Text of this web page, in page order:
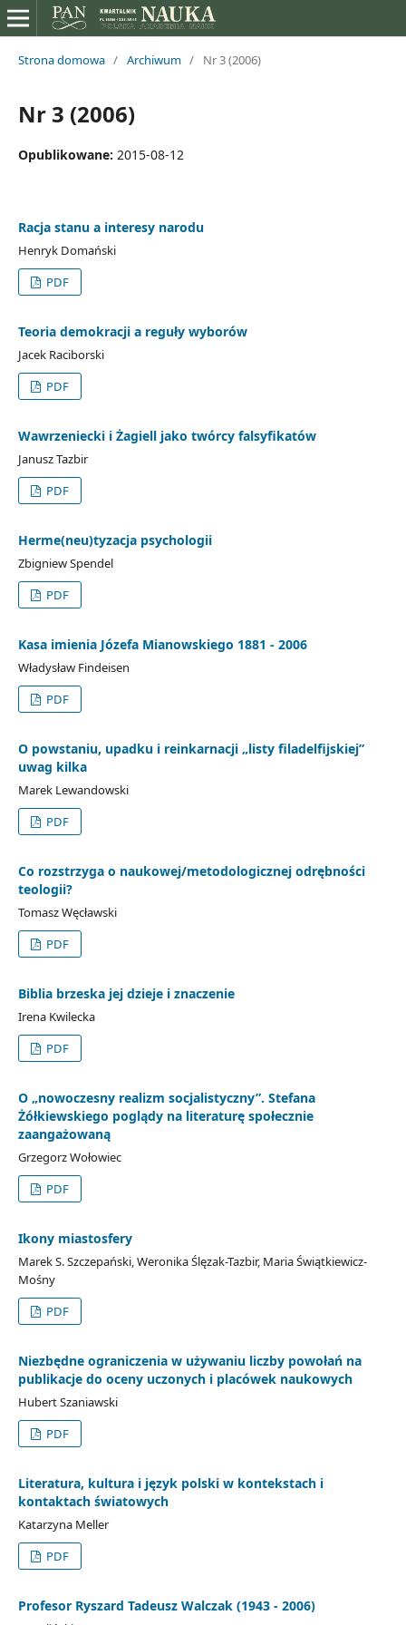
Strona domowa / Archiwum / Nr 3 (2006)
Nr 3 (2006)
Opublikowane: 2015-08-12
Racja stanu a interesy narodu
Henryk Domański
PDF
Teoria demokracji a reguły wyborów
Jacek Raciborski
PDF
Wawrzeniecki i Żagiell jako twórcy falsyfikatów
Janusz Tazbir
PDF
Herme(neu)tyzacja psychologii
Zbigniew Spendel
PDF
Kasa imienia Józefa Mianowskiego 1881 - 2006
Władysław Findeisen
PDF
O powstaniu, upadku i reinkarnacji „listy filadelfijskiej”
uwag kilka
Marek Lewandowski
PDF
Co rozstrzyga o naukowej/metodologicznej odrębności
teologii?
Tomasz Węcławski
PDF
Biblia brzeska jej dzieje i znaczenie
Irena Kwilecka
PDF
O „nowoczesny realizm socjalistyczny”. Stefana
Żółkiewskiego poglądy na literaturę społecznie
zaangażowaną
Grzegorz Wołowiec
PDF
Ikony miastosfery
Marek S. Szczepański, Weronika Ślęzak-Tazbir, Maria Świątkiewicz-
Mośny
PDF
Niezbędne ograniczenia w używaniu liczby powołań na
publikacje do oceny uczonych i placówek naukowych
Hubert Szaniawski
PDF
Literatura, kultura i język polski w kontekstach i
kontaktach światowych
Katarzyna Meller
PDF
Profesor Ryszard Tadeusz Walczak (1943 - 2006)